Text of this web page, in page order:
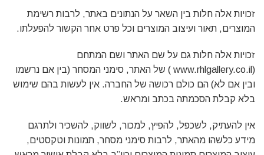
זכויות אלה חלות בין השאר על הנתונים באתר, לרבות רשימת
המוצרים, תאור ועיצוב המוצרים וכל פרט אחר הקשור להפעלתו.
זכויות אלה חלות גם על שם האתר ושם המתחם
(www.rhlgallery.co.il ) של האתר, סימני המסחר (בין אם נרשמו
ובין אם לא) הם כולם רכושה של החברה. אין לעשות בהם שימוש
בלא קבלת הסכמתה בכתב ומראש.
אין להעתיק, לשכפל, להפיץ, למכור, לשווק, להשכיר ולתרגם
מידע כלשהו מהאתר, לרבות סימני מסחר, תמונות וטקסטים,